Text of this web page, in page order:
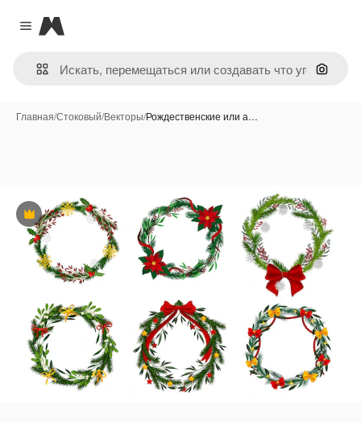
Close menu
Magnific
Поиск
Главная/Стоковый/Векторы/Рождественские или а…
Премиум